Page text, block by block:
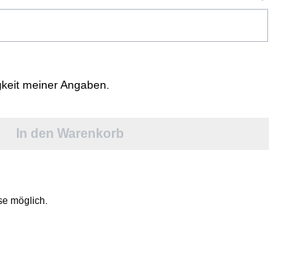
meiner Angaben.
In den Warenkorb
möglich.